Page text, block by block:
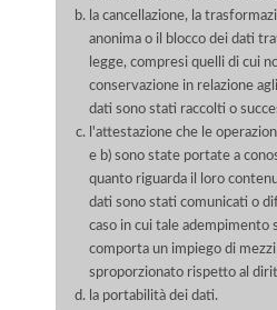
la cancellazione, la
anonima o il blocco dei dati
legge, compresi quelli di cui
conservazione in relazione
dati sono stati raccolti o
l'attestazione che le
e b) sono state portate a
quanto riguarda il loro
dati sono stati comunicati o
caso in cui tale adempimento
comporta un impiego di
sproporzionato rispetto al
la portabilità dei dati.